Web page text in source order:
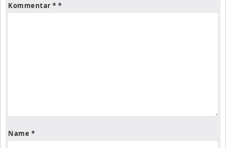
Kommentar *
Name *